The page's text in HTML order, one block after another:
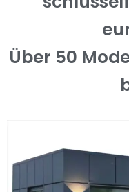
Über 50